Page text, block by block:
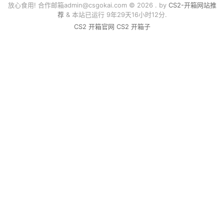
放心食用! 合作邮箱admin@csgokai.com© 2026 . by CS2-开箱网站推
荐& 本站已运行 9年29天16小时12分.
CS2 开箱官网 CS2 开箱子